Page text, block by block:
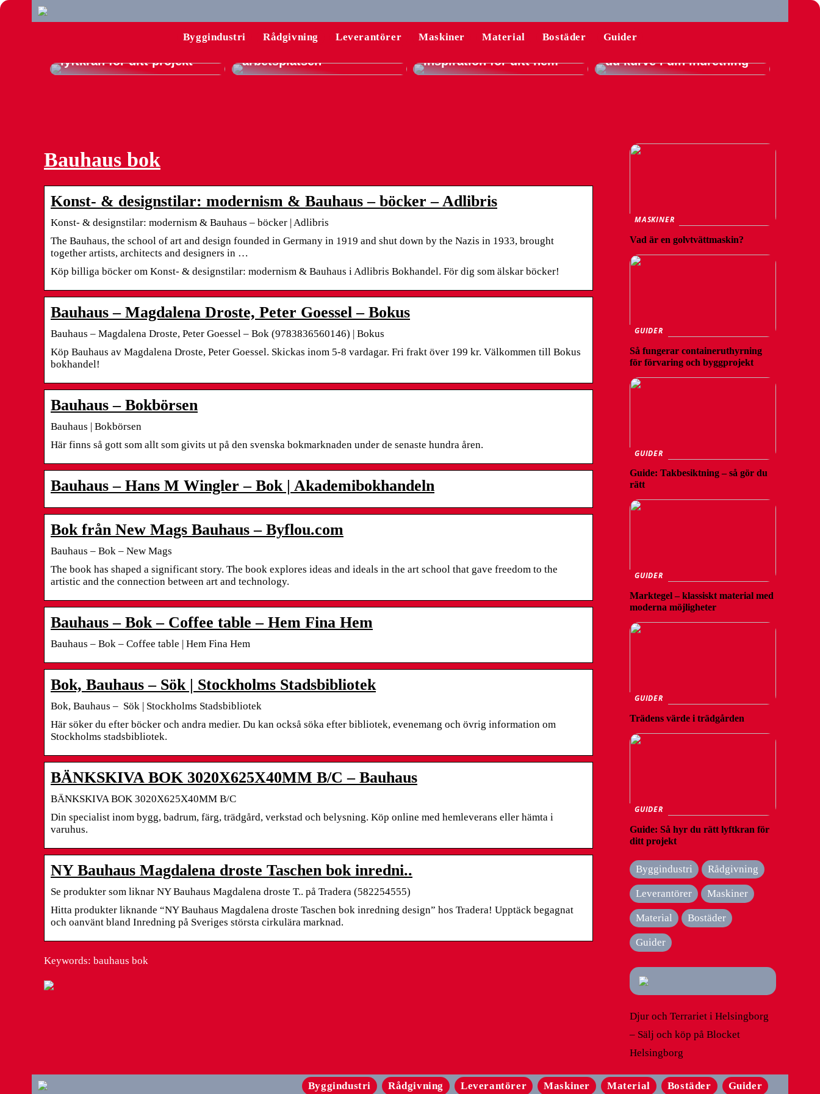
Byggindustri Rådgivning Leverantörer Maskiner Material Bostäder Guider
lyftkran för ditt projekt
Kontorsstolar: Din guide
till komfort och
arbetsplatsen
En komplett guide till
inspiration för ditt hem
du kurve i din indretning
Bauhaus bok
Konst- & designstilar: modernism & Bauhaus – böcker – Adlibris
Konst- & designstilar: modernism & Bauhaus – böcker | Adlibris
The Bauhaus, the school of art and design founded in Germany in 1919 and shut down by the Nazis in 1933, brought
together artists, architects and designers in …
Köp billiga böcker om Konst- & designstilar: modernism & Bauhaus i Adlibris Bokhandel. För dig som älskar böcker!
Bauhaus – Magdalena Droste, Peter Goessel – Bokus
Bauhaus – Magdalena Droste, Peter Goessel – Bok (9783836560146) | Bokus
Köp Bauhaus av Magdalena Droste, Peter Goessel. Skickas inom 5-8 vardagar. Fri frakt över 199 kr. Välkommen till Bokus
bokhandel!
Bauhaus – Bokbörsen
Bauhaus | Bokbörsen
Här finns så gott som allt som givits ut på den svenska bokmarknaden under de senaste hundra åren.
Bauhaus – Hans M Wingler – Bok | Akademibokhandeln
Bok från New Mags Bauhaus – Byflou.com
Bauhaus – Bok – New Mags
The book has shaped a significant story. The book explores ideas and ideals in the art school that gave freedom to the
artistic and the connection between art and technology.
Bauhaus – Bok – Coffee table – Hem Fina Hem
Bauhaus – Bok – Coffee table | Hem Fina Hem
Bok, Bauhaus – Sök | Stockholms Stadsbibliotek
Bok, Bauhaus – Sök | Stockholms Stadsbibliotek
Här söker du efter böcker och andra medier. Du kan också söka efter bibliotek, evenemang och övrig information om
Stockholms stadsbibliotek.
BÄNKSKIVA BOK 3020X625X40MM B/C – Bauhaus
BÄNKSKIVA BOK 3020X625X40MM B/C
Din specialist inom bygg, badrum, färg, trädgård, verkstad och belysning. Köp online med hemleverans eller hämta i
varuhus.
NY Bauhaus Magdalena droste Taschen bok inredni..
Se produkter som liknar NY Bauhaus Magdalena droste T.. på Tradera (582254555)
Hitta produkter liknande “NY Bauhaus Magdalena droste Taschen bok inredning design” hos Tradera! Upptäck begagnat
och oanvänt bland Inredning på Sveriges största cirkulära marknad.
Keywords: bauhaus bok
MASKINER
Vad är en golvtvättmaskin?
GUIDER
Så fungerar containeruthyrning
för förvaring och byggprojekt
GUIDER
Guide: Takbesiktning – så gör du
rätt
GUIDER
Marktegel – klassiskt material med
moderna möjligheter
GUIDER
Trädens värde i trädgården
GUIDER
Guide: Så hyr du rätt lyftkran för
ditt projekt
Byggindustri Rådgivning
Leverantörer Maskiner
Material Bostäder
Guider
Djur och Terrariet i Helsingborg
– Sälj och köp på Blocket
Helsingborg
Byggindustri Rådgivning Leverantörer Maskiner Material Bostäder Guider